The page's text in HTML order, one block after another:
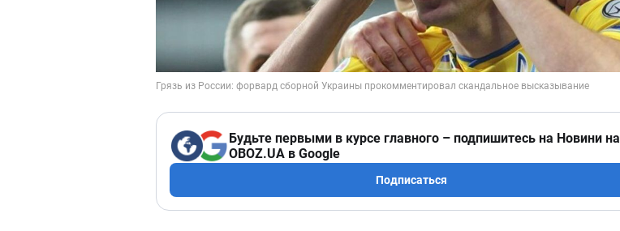
Будьте первыми в курсе главного – подпишитесь на Новини на
OBOZ.UA в Google
Подписаться